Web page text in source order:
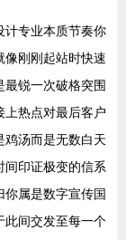
计专业本质节奏你
像刚刚起站时快速
锐一次破格突围
上热点对最后客户
鸡汤而是无数白天
间印证极变的信系
属是数字宣传国
此间交发至每一个